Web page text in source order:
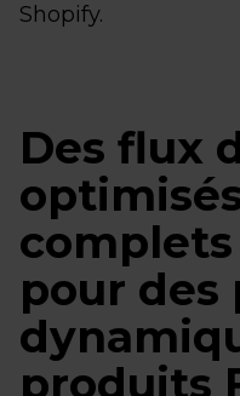
Shopify.
Des flux
pour des
produits